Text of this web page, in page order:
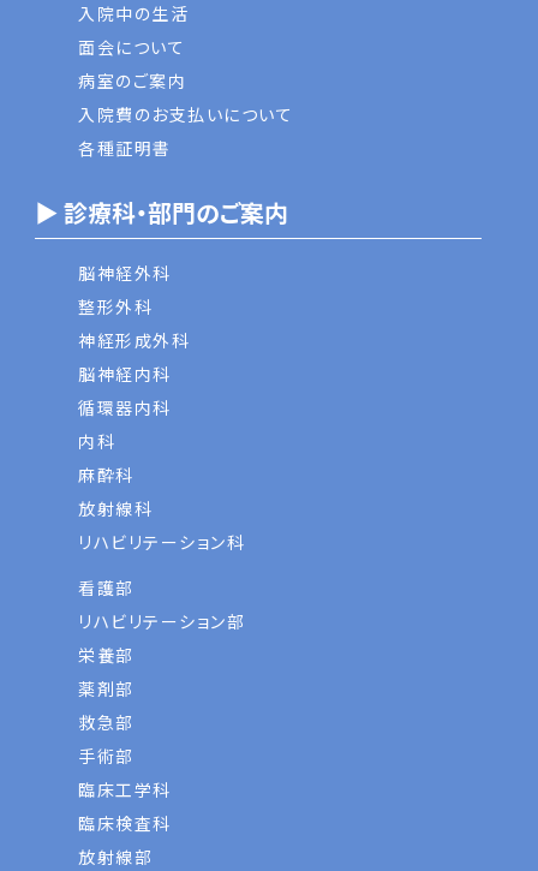
入院中の生活
面会について
病室のご案内
入院費のお支払いについて
各種証明書
▶ 診療科・部門のご案内
脳神経外科
整形外科
神経形成外科
脳神経内科
循環器内科
内科
麻酔科
放射線科
リハビリテーション科
看護部
リハビリテーション部
栄養部
薬剤部
救急部
手術部
臨床工学科
臨床検査科
放射線部